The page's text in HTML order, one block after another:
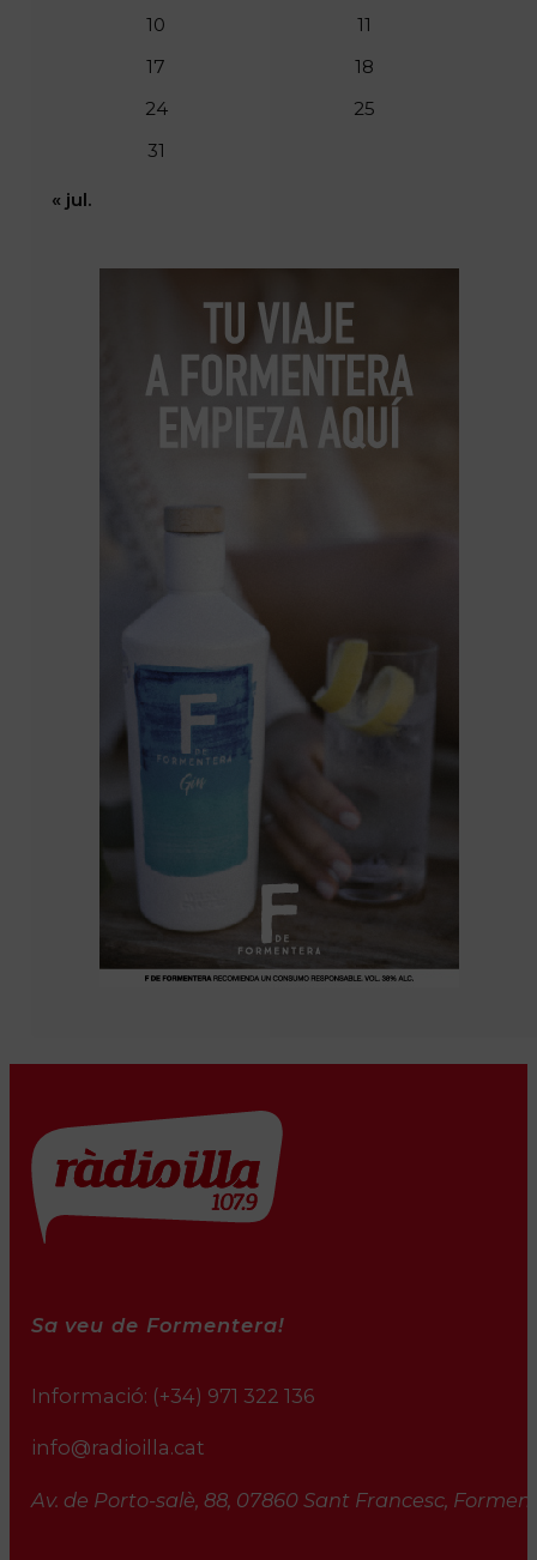
10
11
17
18
24
25
31
« jul.
Sa veu de Formentera!
Informació: (+34) 971 322 136
info@radioilla.cat
Av. de Porto-salè, 88, 07860 Sant Francesc,